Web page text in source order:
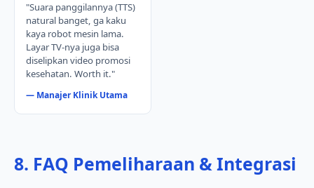
"Suara panggilannya (TTS)
natural banget, ga kaku
kaya robot mesin lama.
Layar TV-nya juga bisa
diselipkan video promosi
kesehatan. Worth it."
— Manajer Klinik Utama
8. FAQ Pemeliharaan & Integrasi